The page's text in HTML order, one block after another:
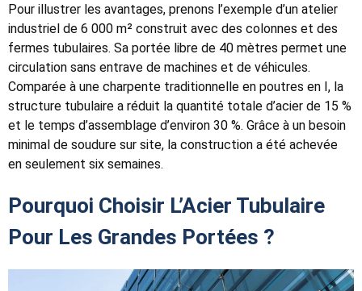
Pour illustrer les avantages, prenons l’exemple d’un atelier
industriel de 6 000 m² construit avec des colonnes et des
fermes tubulaires. Sa portée libre de 40 mètres permet une
circulation sans entrave de machines et de véhicules.
Comparée à une charpente traditionnelle en poutres en I, la
structure tubulaire a réduit la quantité totale d’acier de 15 %
et le temps d’assemblage d’environ 30 %. Grâce à un besoin
minimal de soudure sur site, la construction a été achevée
en seulement six semaines.
Pourquoi Choisir L’Acier Tubulaire
Pour Les Grandes Portées ?